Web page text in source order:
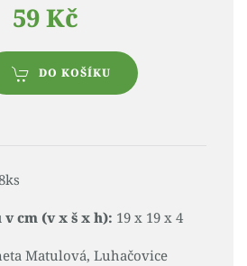
59 Kč
DO KOŠÍKU
cm (v x š x h): 19 x 19 x 4
Matulová, Luhačovice